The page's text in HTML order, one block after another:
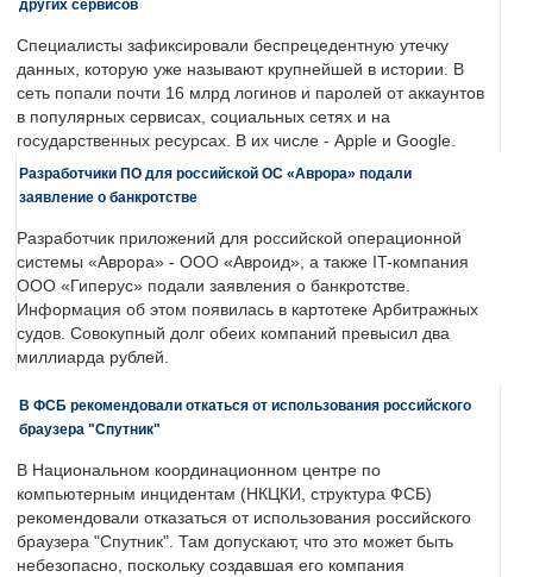
других сервисов
Специалисты зафиксировали беспрецедентную утечку
данных, которую уже называют крупнейшей в истории. В
сеть попали почти 16 млрд логинов и паролей от аккаунтов
в популярных сервисах, социальных сетях и на
государственных ресурсах. В их числе - Apple и Google.
Разработчики ПО для российской ОС «Аврора» подали
заявление о банкротстве
Разработчик приложений для российской операционной
системы «Аврора» - ООО «Авроид», а также IT-компания
ООО «Гиперус» подали заявления о банкротстве.
Информация об этом появилась в картотеке Арбитражных
судов. Совокупный долг обеих компаний превысил два
миллиарда рублей.
В ФСБ рекомендовали откаться от использования российского
браузера "Спутник"
В Национальном координационном центре по
компьютерным инцидентам (НКЦКИ, структура ФСБ)
рекомендовали отказаться от использования российского
браузера "Спутник". Там допускают, что это может быть
небезопасно, поскольку создавшая его компания